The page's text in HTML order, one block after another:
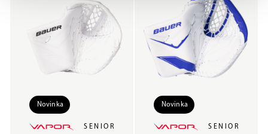
Novinka
SENIOR
Novinka
SENIOR